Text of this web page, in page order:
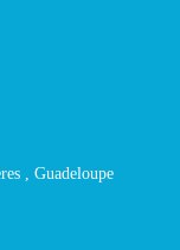
, Guadeloupe